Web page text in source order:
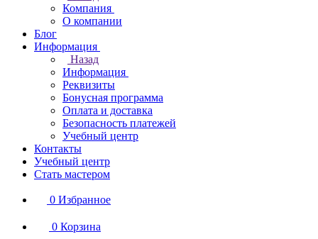
Компания
О компании
Блог
Информация
Назад
Информация
Реквизиты
Бонусная программа
Оплата и доставка
Безопасность платежей
Учебный центр
Контакты
Учебный центр
Стать мастером
0 Избранное
0 Корзина